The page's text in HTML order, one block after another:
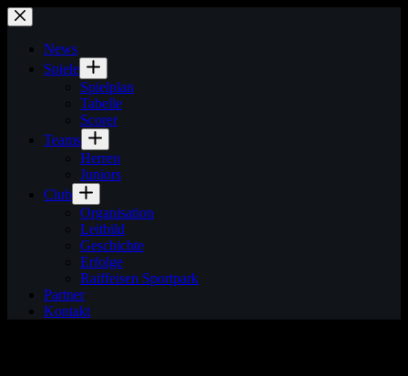
Zum
Inhalt
springenNews
Spiele
Spielplan
Tabelle
Scorer
Teams
Herren
Juniors
Club
Organisation
Leitbild
Geschichte
Erfolge
Raiffeisen Sportpark
Partner
Kontakt